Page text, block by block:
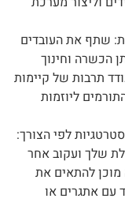
שתף את העובדים
הכשרה וחינוך
תרבות של קיימות
ליוזמות
לפי הצורך:
שלך ועקוב אחר
להתאים את
עם אתגרים או